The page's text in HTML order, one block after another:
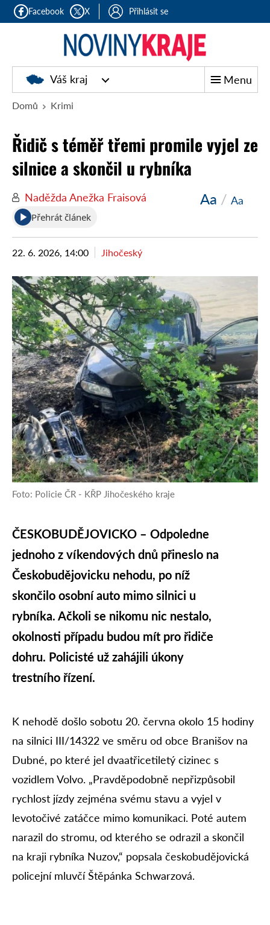
Facebook X Přihlásit se
Noviny
kraje
Váš kraj Menu
Domů Krimi
Řidič s téměř třemi promile vyjel ze
silnice a skončil u rybníka
Naděžda Anežka Fraisová Aa / Aa
Přehrát článek
22. 6. 2026, 14:00 Jihočeský
Foto: Policie ČR - KŘP Jihočeského kraje
ČESKOBUDĚJOVICKO – Odpoledne
jednoho z víkendových dnů přineslo na
Českobudějovicku nehodu, po níž
skončilo osobní auto mimo silnici u
rybníka. Ačkoli se nikomu nic nestalo,
okolnosti případu budou mít pro řidiče
dohru. Policisté už zahájili úkony
trestního řízení.
K nehodě došlo sobotu 20. června okolo 15 hodiny
na silnici III/14322 ve směru od obce Branišov na
Dubné, po které jel dvaatřicetiletý cizinec s
vozidlem Volvo. „Pravděpodobně nepřizpůsobil
rychlost jízdy zejména svému stavu a vyjel v
levotočivé zatáčce mimo komunikaci. Poté autem
narazil do stromu, od kterého se odrazil a skončil
na kraji rybníka Nuzov,“ popsala českobudějovická
policejní mluvčí Štěpánka Schwarzová.